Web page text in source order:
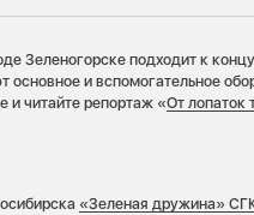
Зеленогорске подходит к
основное и вспомогательное
и читайте репортаж «От лопаток
«Зеленая дружина»